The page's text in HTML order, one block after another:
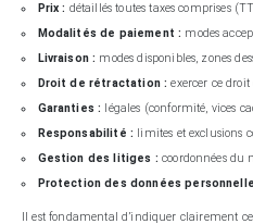
Prix : détaillés toutes taxes comprises
Modalités de paiement : modes
Livraison : modes disponibles, zones
Droit de rétractation : exercer ce
Garanties : légales (conformité, vices
Responsabilité : limites et exclusions
Gestion des litiges : coordonnées du
Protection des données
Il est fondamental d’indiquer clairement